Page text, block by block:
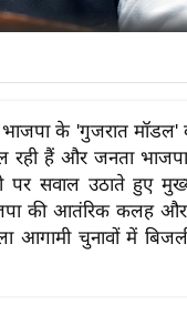
के 'गुजरात मॉडल'
रही हैं और जनता
पर सवाल उठाते हुए
की आतंरिक कलह
आगामी चुनावों में